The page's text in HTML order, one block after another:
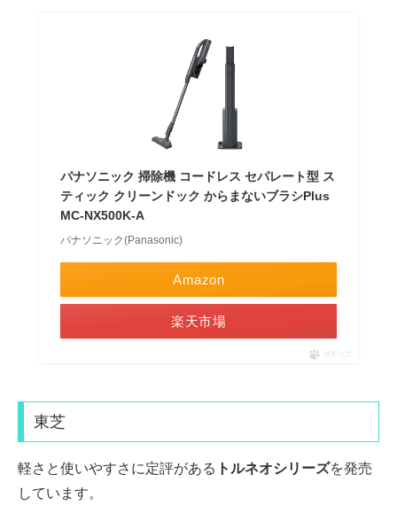
パナソニック 掃除機 コードレス セパレート型 ス
ティック クリーンドック からまないブラシPlus
MC-NX500K-A
パナソニック(Panasonic)
Amazon
楽天市場
ポチップ
東芝
軽さと使いやすさに定評がある トルネオシリーズを発売
しています。